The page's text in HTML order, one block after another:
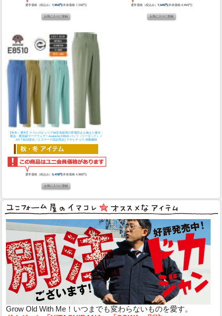
通常価格（税込み）7,953円(本体価格:7,230円) 通常価格（税込み） 7,645円(本体価格:6,950円)
【秋冬～通年】クラレのピュリア66生地採用の帯電防止も備えた撥水・
撥油・難溶融ワークウェア！ Asahicho E8510 パンツ（ツータック）／
JIS T8118適合／エコマーク認定商品│アサヒチョウ,旭蝶繊維
通常価格（税込み）5,478円(本体価格:4,980円)
Grow Old With Me！いつまでも変わらないものを愛す。